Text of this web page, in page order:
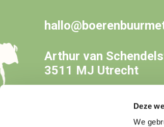
Deze
We
Arthur van
3511 MJ Utrecht